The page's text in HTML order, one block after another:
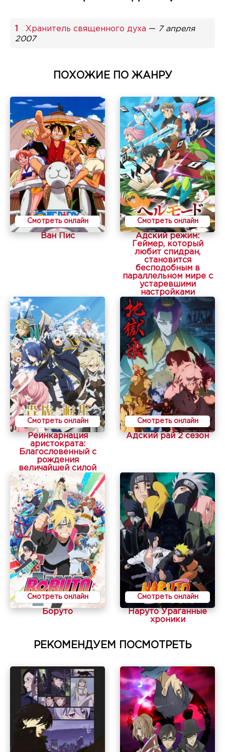
Хранитель священного духа — 7 апреля
2007
ПОХОЖИЕ ПО ЖАНРУ
Смотреть онлайн
Ван Пис
Смотреть онлайн
Адский режим:
Геймер, который
любит спидран,
становится
бесподобным в
параллельном мире с
устаревшими
настройками
Смотреть онлайн
Реинкарнация
аристократа:
Благословенный с
рождения
величайшей силой
Смотреть онлайн
Адский рай 2 сезон
Смотреть онлайн
Боруто
Смотреть онлайн
Наруто Ураганные
хроники
РЕКОМЕНДУЕМ ПОСМОТРЕТЬ